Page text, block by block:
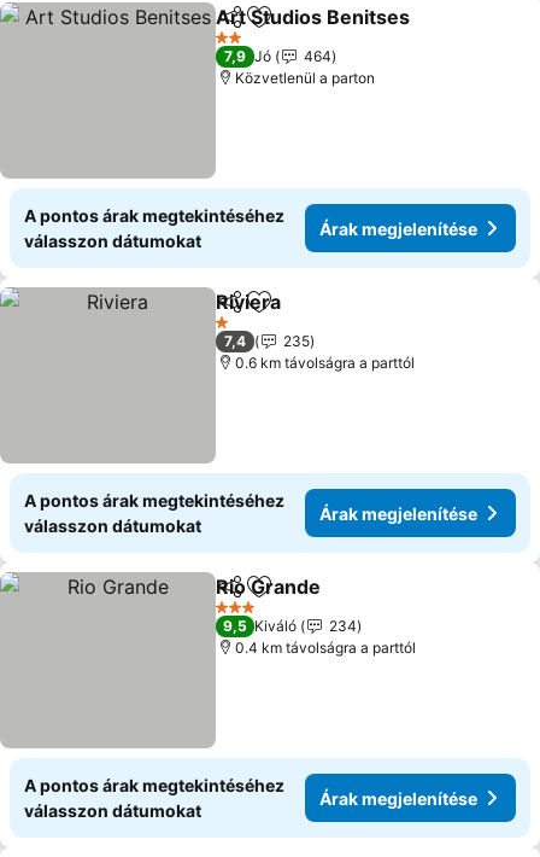
Megosztás
Hozzáadás a kedvencekhez
Art Studios Benitses
2 Kategória
7,9 Jó
464
Közvetlenül a parton
A pontos árak megtekintéséhez
válasszon dátumokat
Árak megjelenítése
MegosztásHozzáadás a kedvencekhez
Riviera
1 Kategória
7,4
235
0.6 km távolságra a parttól
A pontos árak megtekintéséhez
válasszon dátumokat
Árak megjelenítése
Megosztás
Hozzáadás a kedvencekhez
Rio Grande
3 Kategória
9,5 Kiváló
234
0.4 km távolságra a parttól
A pontos árak megtekintéséhez
válasszon dátumokat
Árak megjelenítése